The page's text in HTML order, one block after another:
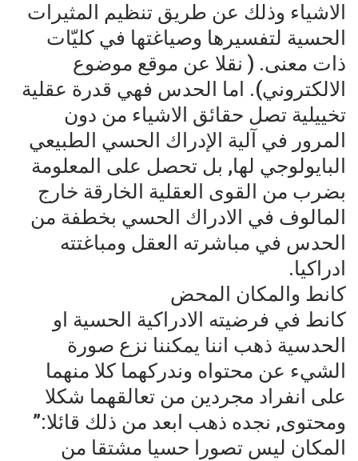
الاشياء وذلك عن طريق تنظيم المثيرات
الحسية لتفسيرها وصياغتها في كليّات
ذات معنى. ( نقلا عن موقع موضوع
الالكتروني). اما الحدس فهي قدرة عقلية
تخييلية تصل حقائق الاشياء من دون
المرور في آلية الإدراك الحسي الطبيعي
البايولوجي لها, بل تحصل على المعلومة
بضرب من القوى العقلية الخارقة خارج
المالوف في الادراك الحسي بخطفة من
الحدس في مباشرته العقل ومباغتته
ادراكيا.
كانط والمكان المحض
كانط في فرضيته الادراكية الحسية او
الحدسية ذهب اننا يمكننا نزع صورة
الشيء عن محتواه وندركهما كلا منهما
على انفراد مجردين من تعالقهما شكلا
ومحتوى, نجده ذهب ابعد من ذلك قائلا:”
المكان ليس تصورا حسيا مشتقا من